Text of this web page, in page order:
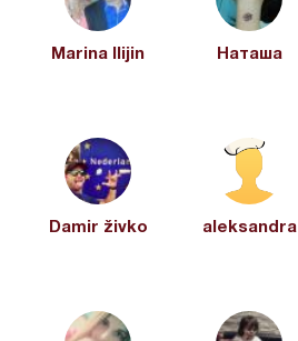
Marina Ilijin Наташа
Damir živko aleksandra